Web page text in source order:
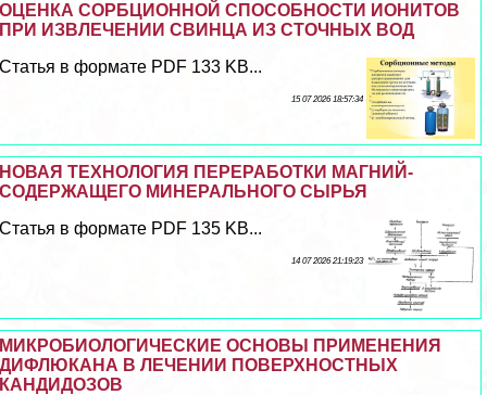
ОЦЕНКА СОРБЦИОННОЙ СПОСОБНОСТИ ИОНИТОВ
ПРИ ИЗВЛЕЧЕНИИ СВИНЦА ИЗ СТОЧНЫХ ВОД
Статья в формате PDF 133 KB...
15 07 2026 18:57:34
НОВАЯ ТЕХНОЛОГИЯ ПЕРЕРАБОТКИ МАГНИЙ-
СОДЕРЖАЩЕГО МИНЕРАЛЬНОГО СЫРЬЯ
Статья в формате PDF 135 KB...
14 07 2026 21:19:23
МИКРОБИОЛОГИЧЕСКИЕ ОСНОВЫ ПРИМЕНЕНИЯ
ДИФЛЮКАНА В ЛЕЧЕНИИ ПОВЕРХНОСТНЫХ
КАНДИДОЗОВ